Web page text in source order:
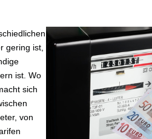
gering ist,
ist. Wo
sich
von